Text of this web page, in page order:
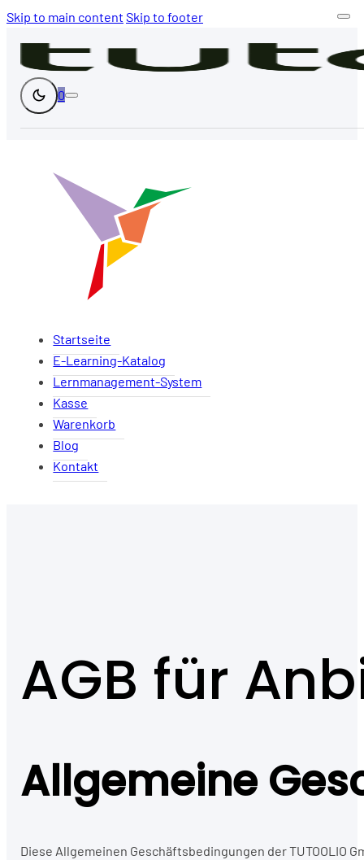
Skip to main content Skip to footer
0
Startseite
E-Learning-Katalog
Lernmanagement-System
Kasse
Warenkorb
Blog
Kontakt
AGB für
Allgemeine
Diese Allgemeinen Geschäftsbedingungen der TUTOOLIO